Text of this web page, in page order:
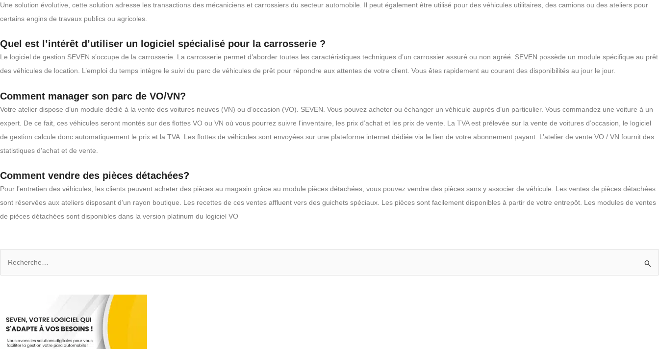
Une solution évolutive, cette solution adresse les transactions des mécaniciens et carrossiers du secteur automobile. Il peut également être utilisé pour des véhicules utilitaires, des camions ou des ateliers pour
certains engins de travaux publics ou agricoles.
Quel est l’intérêt d’utiliser un logiciel spécialisé pour la carrosserie ?
Le logiciel de gestion SEVEN s’occupe de la carrosserie. La carrosserie permet d’aborder toutes les caractéristiques techniques d’un carrossier assuré ou non agréé. SEVEN possède un module spécifique au prêt
des véhicules de location. L’emploi du temps intègre le suivi du parc de véhicules de prêt pour répondre aux attentes de votre client. Vous êtes rapidement au courant des disponibilités au jour le jour.
Comment manager son parc de VO/VN?
Votre atelier dispose d’un module dédié à la vente des voitures neuves (VN) ou d’occasion (VO). SEVEN. Vous pouvez acheter ou échanger un véhicule auprès d’un particulier. Vous commandez une voiture à un
expert. De ce fait, ces véhicules seront montés sur des flottes VO ou VN où vous pourrez suivre l’inventaire, les prix d’achat et les prix de vente. La TVA est prélevée sur la vente de voitures d’occasion, le logiciel
de gestion calcule donc automatiquement le prix et la TVA. Les flottes de véhicules sont envoyées sur une plateforme internet dédiée via le lien de votre abonnement payant. L’atelier de vente VO / VN fournit des
statistiques d’achat et de vente.
Comment vendre des pièces détachées?
Pour l’entretien des véhicules, les clients peuvent acheter des pièces au magasin grâce au module pièces détachées, vous pouvez vendre des pièces sans y associer de véhicule. Les ventes de pièces détachées
sont réservées aux ateliers disposant d’un rayon boutique. Les recettes de ces ventes affluent vers des guichets spéciaux. Les pièces sont facilement disponibles à partir de votre entrepôt. Les modules de ventes
de pièces détachées sont disponibles dans la version platinum du logiciel VO
Rechercher :